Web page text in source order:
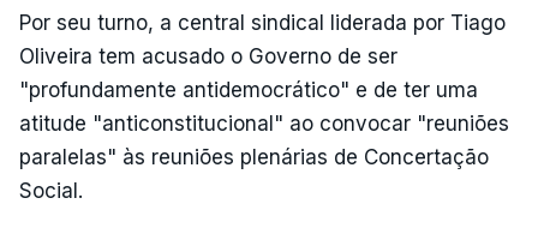
Por seu turno, a central sindical liderada por Tiago
Oliveira tem acusado o Governo de ser
"profundamente antidemocrático" e de ter uma
atitude "anticonstitucional" ao convocar "reuniões
paralelas" às reuniões plenárias de Concertação
Social.